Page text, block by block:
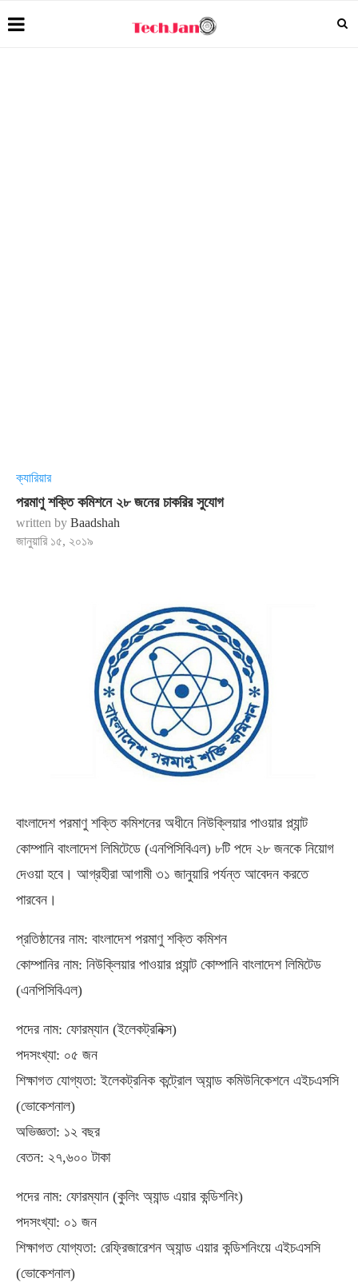
ক্যারিয়ার
পরমাণু শক্তি কমিশনে ২৮ জনের চাকরির সুযোগ
written by Baadshah
জানুয়ারি ১৫, ২০১৯
বাংলাদেশ পরমাণু শক্তি কমিশনের অধীনে নিউক্লিয়ার পাওয়ার প্ল্যান্ট
কোম্পানি বাংলাদেশ লিমিটেডে (এনপিসিবিএল) ৮টি পদে ২৮ জনকে নিয়োগ
দেওয়া হবে। আগ্রহীরা আগামী ৩১ জানুয়ারি পর্যন্ত আবেদন করতে
পারবেন।
প্রতিষ্ঠানের নাম: বাংলাদেশ পরমাণু শক্তি কমিশন
কোম্পানির নাম: নিউক্লিয়ার পাওয়ার প্ল্যান্ট কোম্পানি বাংলাদেশ লিমিটেড
(এনপিসিবিএল)
পদের নাম: ফোরম্যান (ইলেকট্রনিক্স)
পদসংখ্যা: ০৫ জন
শিক্ষাগত যোগ্যতা: ইলেকট্রনিক কন্ট্রোল অ্যান্ড কমিউনিকেশনে এইচএসসি
(ভোকেশনাল)
অভিজ্ঞতা: ১২ বছর
বেতন: ২৭,৬০০ টাকা
পদের নাম: ফোরম্যান (কুলিং অ্যান্ড এয়ার কন্ডিশনিং)
পদসংখ্যা: ০১ জন
শিক্ষাগত যোগ্যতা: রেফ্রিজারেশন অ্যান্ড এয়ার কন্ডিশনিংয়ে এইচএসসি
(ভোকেশনাল)